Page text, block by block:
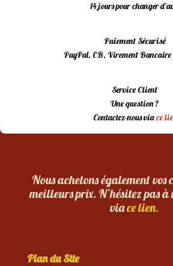
14 jours pour changer
Paiement Sécurisé
PayPal, CB, Virement Bancaire
Service Client
Une question ?
Contactez-nous viace
Nous achetons également vos
meilleurs prix. N’hésitez pas
viace lien.
Plan du Site